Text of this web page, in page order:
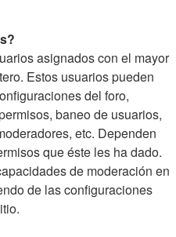
asignados con el mayor
Estos usuarios pueden
del foro,
baneo de usuarios,
etc. Dependen
que éste les ha dado.
de moderación en
de las configuraciones